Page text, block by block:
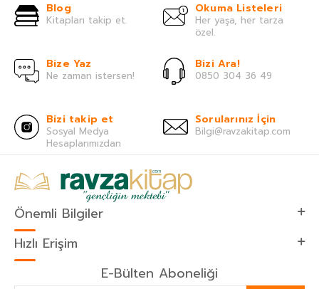
Blog
Kitapları takip et.
Okuma Listeleri
Her yaşa, her tarza
özel.
Bize Yaz
Ne zaman istersen!
Bizi Ara!
0850 304 36 49
Bizi takip et
Sosyal Medya
Hesaplarımızdan
Sorularınız İçin
Bilgi@ravzakitap.com
Önemli Bilgiler
Hızlı Erişim
E-Bülten Aboneliği